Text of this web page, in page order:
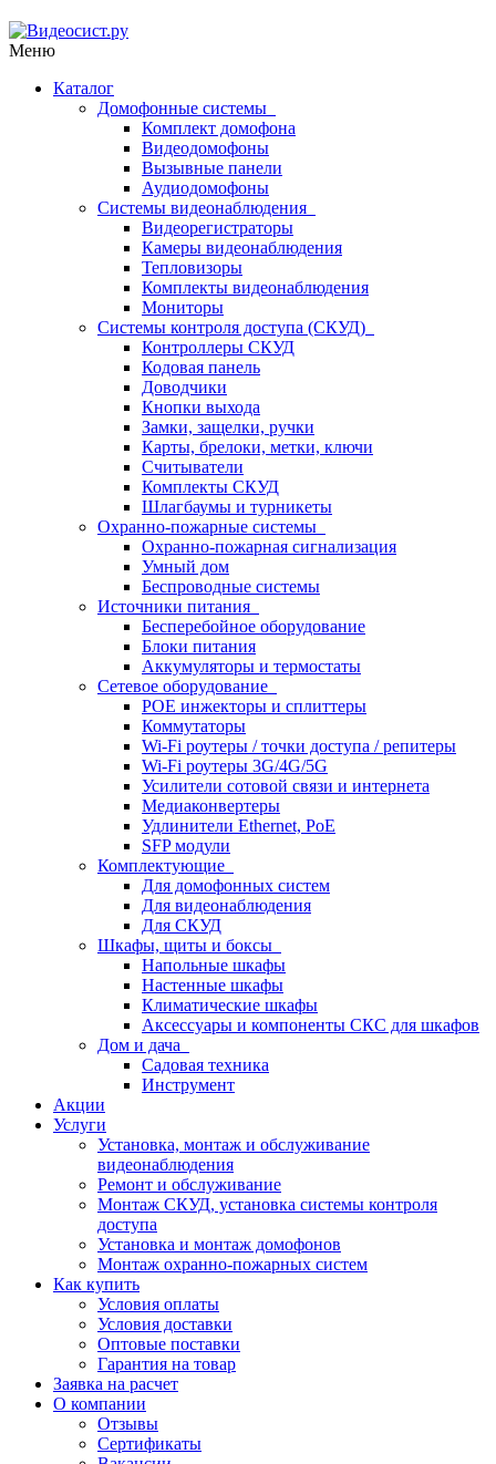
Меню
Каталог
Домофонные системы
Комплект домофона
Видеодомофоны
Вызывные панели
Аудиодомофоны
Системы видеонаблюдения
Видеорегистраторы
Камеры видеонаблюдения
Тепловизоры
Комплекты видеонаблюдения
Мониторы
Системы контроля доступа (СКУД)
Контроллеры СКУД
Кодовая панель
Доводчики
Кнопки выхода
Замки, защелки, ручки
Карты, брелоки, метки, ключи
Считыватели
Комплекты СКУД
Шлагбаумы и турникеты
Охранно-пожарные системы
Охранно-пожарная сигнализация
Умный дом
Беспроводные системы
Источники питания
Бесперебойное оборудование
Блоки питания
Аккумуляторы и термостаты
Сетевое оборудование
POE инжекторы и сплиттеры
Коммутаторы
Wi-Fi роутеры / точки доступа / репитеры
Wi-Fi роутеры 3G/4G/5G
Усилители сотовой связи и интернета
Медиаконвертеры
Удлинители Ethernet, PoE
SFP модули
Комплектующие
Для домофонных систем
Для видеонаблюдения
Для СКУД
Шкафы, щиты и боксы
Напольные шкафы
Настенные шкафы
Климатические шкафы
Аксессуары и компоненты СКС для шкафов
Дом и дача
Садовая техника
Инструмент
Акции
Услуги
Установка, монтаж и обслуживание
видеонаблюдения
Ремонт и обслуживание
Монтаж СКУД, установка системы контроля
доступа
Установка и монтаж домофонов
Монтаж охранно-пожарных систем
Как купить
Условия оплаты
Условия доставки
Оптовые поставки
Гарантия на товар
Заявка на расчет
О компании
Отзывы
Сертификаты